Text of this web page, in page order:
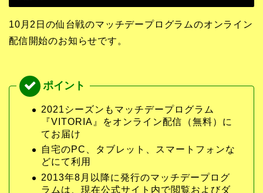
10月2日の仙台戦のマッチデープログラムのオンライン
配信開始のお知らせです。
2021シーズンもマッチデープログラム
『VITORIA』をオンライン配信（無料）に
てお届け
自宅のPC、タブレット、スマートフォンな
どにて利用
2013年8月以降に発行のマッチデープログ
ラムは、現在公式サイト内で閲覧およびダ